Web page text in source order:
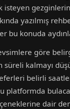
isteyen
yazılmış
bu konuda
göre
süreli kalmayı
belirli
platformda
dair